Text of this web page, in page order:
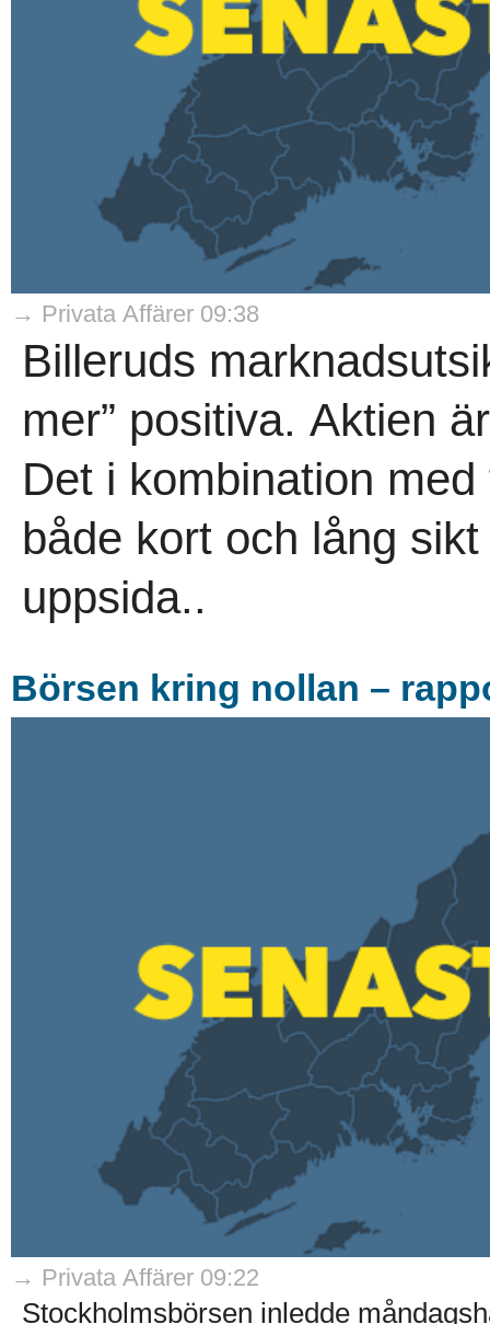
→ Privata Affärer 09:38
Billeruds
mer” positiva. Aktien
Det i kombination
både kort och lång
uppsida..
Börsen kring nollan –
→ Privata Affärer 09:22
Stockholmsbörsen inledde